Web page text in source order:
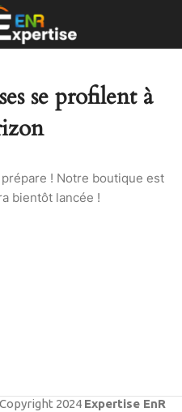
se profilent à
! Notre boutique est
bientôt lancée !
2024 Expertise EnR